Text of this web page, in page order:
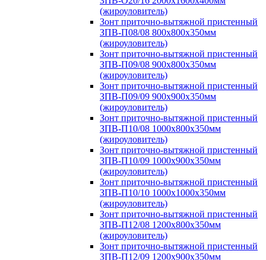
(жироуловитель)
Зонт приточно-вытяжной пристенный
ЗПВ-П08/08 800х800х350мм
(жироуловитель)
Зонт приточно-вытяжной пристенный
ЗПВ-П09/08 900х800х350мм
(жироуловитель)
Зонт приточно-вытяжной пристенный
ЗПВ-П09/09 900х900х350мм
(жироуловитель)
Зонт приточно-вытяжной пристенный
ЗПВ-П10/08 1000х800х350мм
(жироуловитель)
Зонт приточно-вытяжной пристенный
ЗПВ-П10/09 1000х900х350мм
(жироуловитель)
Зонт приточно-вытяжной пристенный
ЗПВ-П10/10 1000х1000х350мм
(жироуловитель)
Зонт приточно-вытяжной пристенный
ЗПВ-П12/08 1200х800х350мм
(жироуловитель)
Зонт приточно-вытяжной пристенный
ЗПВ-П12/09 1200х900х350мм